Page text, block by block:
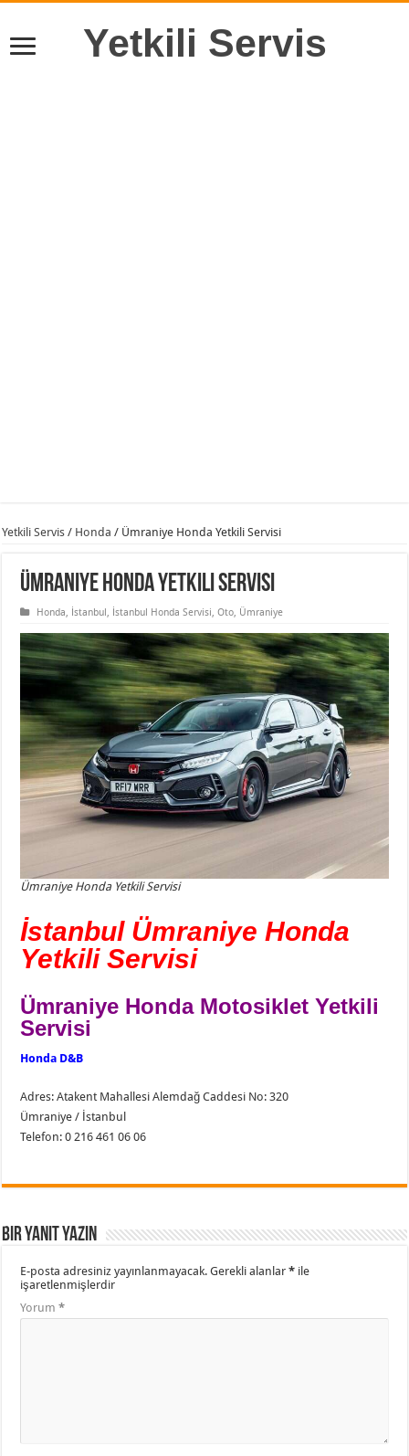
Yetkili Servis
Yetkili Servis / Honda / Ümraniye Honda Yetkili Servisi
Ümraniye Honda Yetkili Servisi
Honda, İstanbul, İstanbul Honda Servisi,Oto, Ümraniye
Ümraniye Honda Yetkili Servisi
İstanbul Ümraniye Honda
Yetkili Servisi
Ümraniye Honda Motosiklet Yetkili
Servisi
Honda D&B
Adres: Atakent Mahallesi Alemdağ Caddesi No: 320
Ümraniye / İstanbul
Telefon: 0 216 461 06 06
Bir yanıt yazın
E-posta adresiniz yayınlanmayacak. Gerekli alanlar* ile
işaretlenmişlerdir
Yorum*